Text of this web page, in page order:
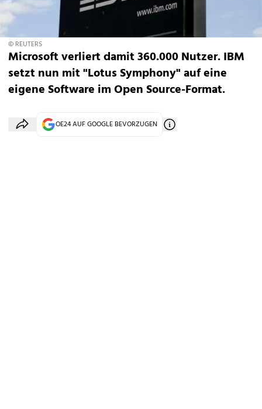
© REUTERS
Microsoft verliert damit 360.000 Nutzer. IBM
setzt nun mit "Lotus Symphony" auf eine
eigene Software im Open Source-Format.
OE24 AUF GOOGLE BEVORZUGEN